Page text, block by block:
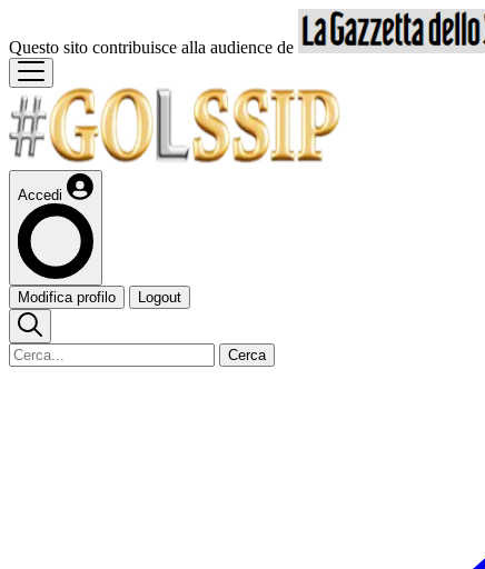
Questo sito contribuisce alla audience de
Accedi
Modifica profilo Logout
Cerca